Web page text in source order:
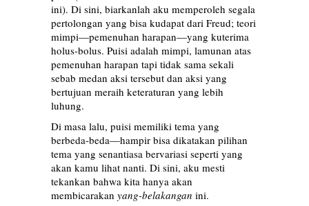
ini). Di sini, biarkanlah aku memperoleh segala
pertolongan yang bisa kudapat dari Freud; teori
mimpi—pemenuhan harapan—yang kuterima
holus-bolus. Puisi adalah mimpi, lamunan atas
pemenuhan harapan tapi tidak sama sekali
sebab medan aksi tersebut dan aksi yang
bertujuan meraih keteraturan yang lebih
luhung.
Di masa lalu, puisi memiliki tema yang
berbeda-beda—hampir bisa dikatakan pilihan
tema yang senantiasa bervariasi seperti yang
akan kamu lihat nanti. Di sini, aku mesti
tekankan bahwa kita hanya akan
membicarakan yang-belakangan ini.